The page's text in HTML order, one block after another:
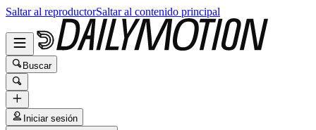
Saltar al reproductorSaltar al contenido principal
Buscar
Iniciar sesión